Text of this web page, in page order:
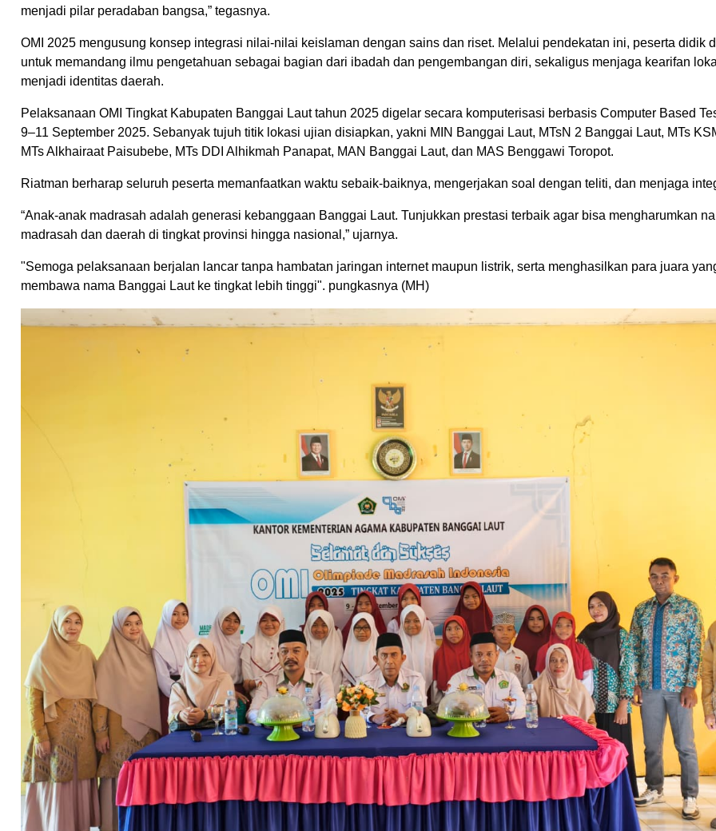
menjadi pilar peradaban bangsa,” tegasnya.
OMI 2025 mengusung konsep integrasi nilai-nilai keislaman dengan sains dan riset. Melalui pendekatan ini, peserta didik
untuk memandang ilmu pengetahuan sebagai bagian dari ibadah dan pengembangan diri, sekaligus menjaga kearifan
menjadi identitas daerah.
Pelaksanaan OMI Tingkat Kabupaten Banggai Laut tahun 2025 digelar secara komputerisasi berbasis Computer Based
9–11 September 2025. Sebanyak tujuh titik lokasi ujian disiapkan, yakni MIN Banggai Laut, MTsN 2 Banggai Laut, MTs
MTs Alkhairaat Paisubebe, MTs DDI Alhikmah Panapat, MAN Banggai Laut, dan MAS Benggawi Toropot.
Riatman berharap seluruh peserta memanfaatkan waktu sebaik-baiknya, mengerjakan soal dengan teliti, dan menjaga
“Anak-anak madrasah adalah generasi kebanggaan Banggai Laut. Tunjukkan prestasi terbaik agar bisa mengharumkan
madrasah dan daerah di tingkat provinsi hingga nasional,” ujarnya.
"Semoga pelaksanaan berjalan lancar tanpa hambatan jaringan internet maupun listrik, serta menghasilkan para juara
membawa nama Banggai Laut ke tingkat lebih tinggi". pungkasnya (MH)